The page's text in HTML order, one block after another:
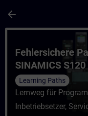
arrow_back
Course -
Fehlersichere
SINAMICS S120
Learning Paths
Lernweg für
Inbetriebsetzer,